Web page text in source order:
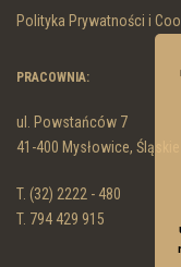
Polityka Prywatności i
PRACOWNIA:
ul. Powstańców 7
41-400 Mysłowice, Śląskie
T. (32) 2222 - 480
T. 794 429 915